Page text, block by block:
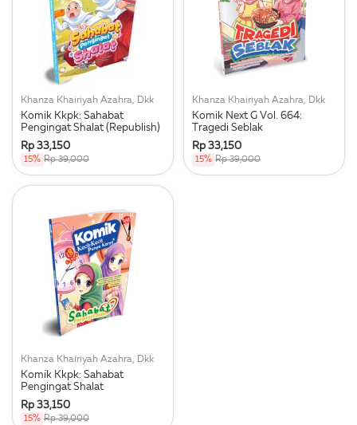
Khanza Khairiyah Azahra, Dkk
Komik Kkpk: Sahabat
Pengingat Shalat (Republish)
Rp 33,150
15% Rp 39,000
Khanza Khairiyah Azahra, Dkk
Komik Next G Vol. 664:
Tragedi Seblak
Rp 33,150
15% Rp 39,000
Khanza Khairiyah Azahra, Dkk
Komik Kkpk: Sahabat
Pengingat Shalat
Rp 33,150
15% Rp 39,000